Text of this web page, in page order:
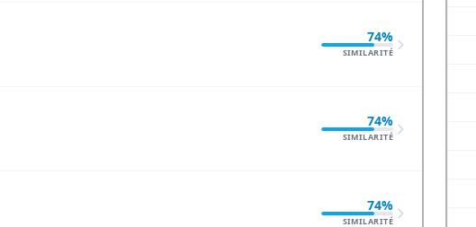
74%
SIMILARITÉ
74%
SIMILARITÉ
74%
SIMILARITÉ